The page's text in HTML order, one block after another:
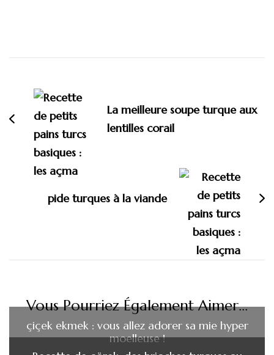
d'article
La meilleure soupe turque aux
lentilles corail
pide turques à la viande
Vous Pourriez Également Aimer...
çiçek ekmek : vous allez adorer sa mie hyper
moelleuse !